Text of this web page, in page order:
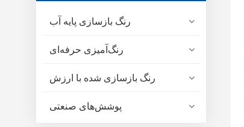
رنگ بازسازی پایه آب
رنگ‌آمیزی حرفه‌ای
رنگ بازسازی شده با ارزش
پوشش‌های صنعتی